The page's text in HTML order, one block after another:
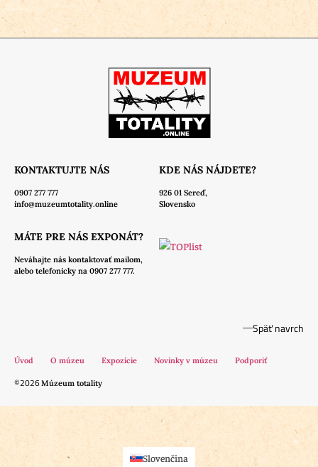
KONTAKTUJTE NÁS
0907 277 777
info@muzeumtotality.online
KDE NÁS NÁJDETE?
926 01 Sereď,
Slovensko
MÁTE PRE NÁS EXPONÁT?
Neváhajte nás kontaktovať mailom,
alebo telefonicky na 0907 277 777.
Späť navrch
Úvod O múzeu Expozície Novinky v múzeu Podporiť
©2026Múzeum totality
Slovenčina